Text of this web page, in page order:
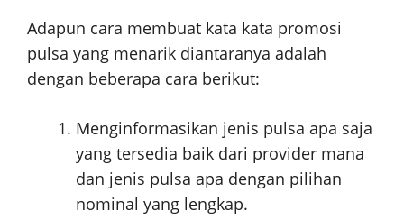
Adapun cara membuat kata kata promosi
pulsa yang menarik diantaranya adalah
dengan beberapa cara berikut:
Menginformasikan jenis pulsa apa saja
yang tersedia baik dari provider mana
dan jenis pulsa apa dengan pilihan
nominal yang lengkap.